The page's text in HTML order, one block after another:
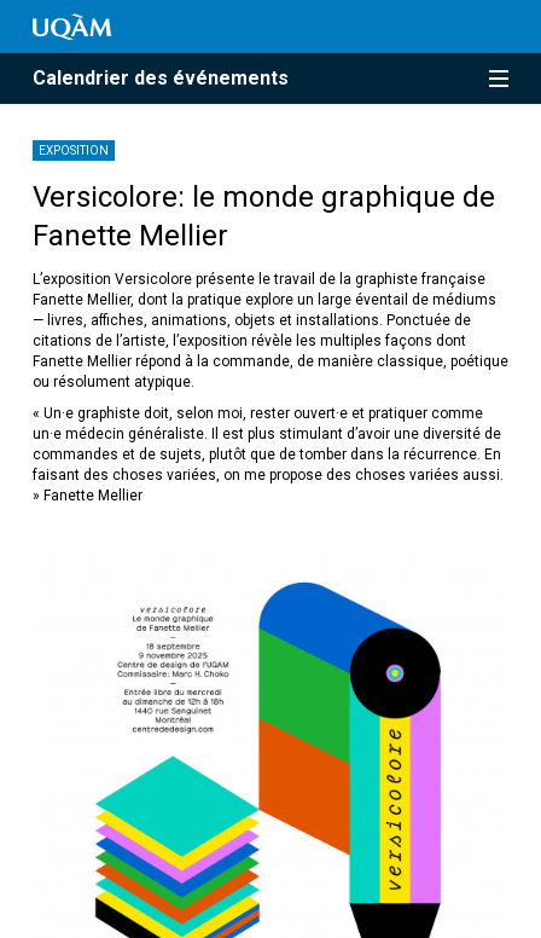
Calendrier des événements
EXPOSITION
Versicolore: le monde graphique de
Fanette Mellier
L’exposition Versicolore présente le travail de la graphiste française
Fanette Mellier, dont la pratique explore un large éventail de médiums
— livres, affiches, animations, objets et installations. Ponctuée de
citations de l’artiste, l’exposition révèle les multiples façons dont
Fanette Mellier répond à la commande, de manière classique, poétique
ou résolument atypique.
« Un·e graphiste doit, selon moi, rester ouvert·e et pratiquer comme
un·e médecin généraliste. Il est plus stimulant d’avoir une diversité de
commandes et de sujets, plutôt que de tomber dans la récurrence. En
faisant des choses variées, on me propose des choses variées aussi.
» Fanette Mellier